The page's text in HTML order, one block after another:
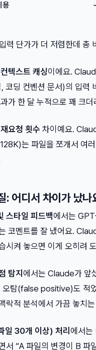
용
력 단가가 더 저렴한데 총
컨텍스트 캐싱이에요.
코딩 컨벤션 문서)의 입
가 한 달 누적으로 꽤 크더
재요청 횟수 차이예요.
는 파일을 쪼개서 여러
: 어디서 차이가 났나
스타일 피드백에서는
코멘트를 잘 냈어요.
시켜 놓으면 이게 오히려
탐지 에서는 Claude가 앞
오탐(false positive)도 적
락적 분석에서 가끔 놓치
일 30개 이상) 처리 에서는
서 “A 파일의 변경이 B 파